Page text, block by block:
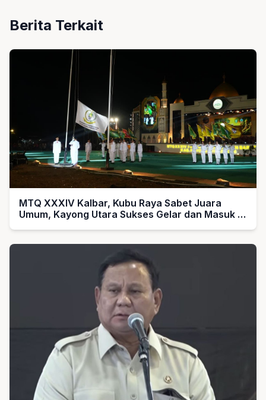
Berita Terkait
MTQ XXXIV Kalbar, Kubu Raya Sabet Juara
Umum, Kayong Utara Sukses Gelar dan Masuk 5